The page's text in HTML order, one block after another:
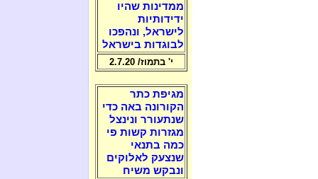
ממדינות שהיו
ידידותיות
לישראל, ונהפכו
לבוגדות בישראל
י' בתמוז/ 2.7.20
מגיפת כתר
הקורונה באה כדי
שנתעורר ונינצל
מגזרות קשות פי
כמה בתנאי
שנצעק לאלוקים
ונבקש משיח